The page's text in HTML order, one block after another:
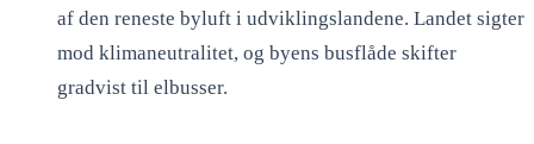
af den reneste byluft i udviklingslandene. Landet sigter
mod klimaneutralitet, og byens busflåde skifter
gradvist til elbusser.